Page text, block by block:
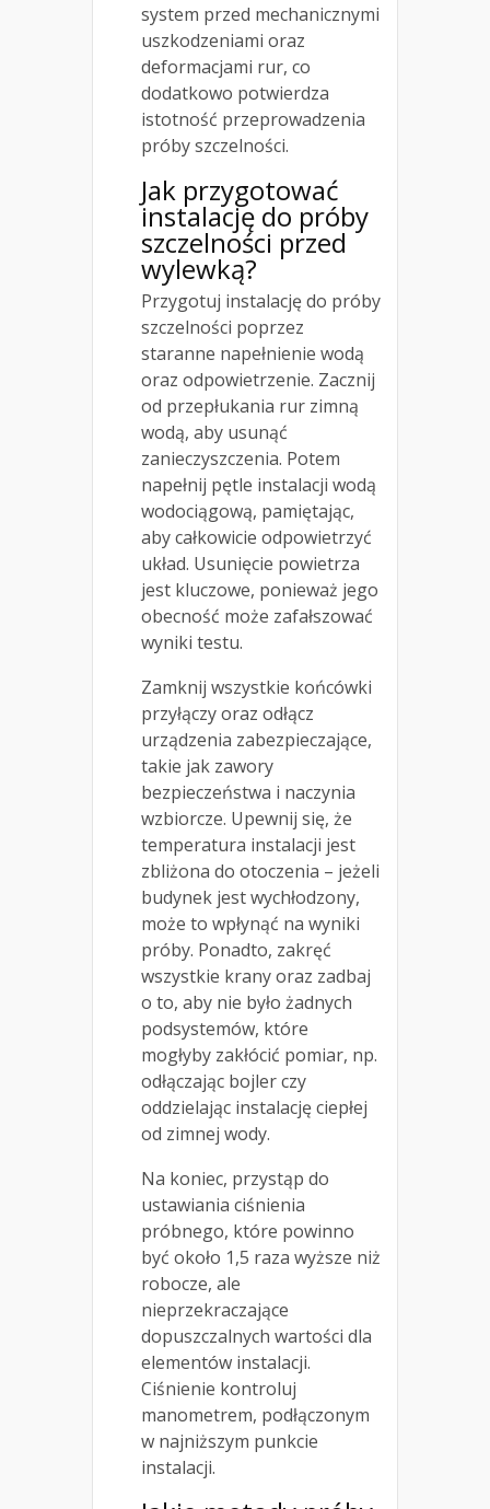
system przed mechanicznymi
uszkodzeniami oraz
deformacjami rur, co
dodatkowo potwierdza
istotność przeprowadzenia
próby szczelności.
Jak przygotować
instalację do próby
szczelności przed
wylewką?
Przygotuj instalację do próby
szczelności poprzez
staranne napełnienie wodą
oraz odpowietrzenie. Zacznij
od przepłukania rur zimną
wodą, aby usunąć
zanieczyszczenia. Potem
napełnij pętle instalacji wodą
wodociągową, pamiętając,
aby całkowicie odpowietrzyć
układ. Usunięcie powietrza
jest kluczowe, ponieważ jego
obecność może zafałszować
wyniki testu.
Zamknij wszystkie końcówki
przyłączy oraz odłącz
urządzenia zabezpieczające,
takie jak zawory
bezpieczeństwa i naczynia
wzbiorcze. Upewnij się, że
temperatura instalacji jest
zbliżona do otoczenia – jeżeli
budynek jest wychłodzony,
może to wpłynąć na wyniki
próby. Ponadto, zakręć
wszystkie krany oraz zadbaj
o to, aby nie było żadnych
podsystemów, które
mogłyby zakłócić pomiar, np.
odłączając bojler czy
oddzielając instalację ciepłej
od zimnej wody.
Na koniec, przystąp do
ustawiania ciśnienia
próbnego, które powinno
być około 1,5 raza wyższe niż
robocze, ale
nieprzekraczające
dopuszczalnych wartości dla
elementów instalacji.
Ciśnienie kontroluj
manometrem, podłączonym
w najniższym punkcie
instalacji.